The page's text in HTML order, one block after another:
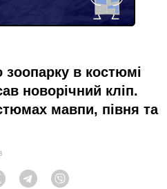
зоопарку в костюмі
новорічний кліп.
мавпи, півня та
Twitter Telegram